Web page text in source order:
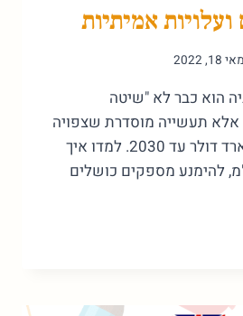
אמיתיות
מאי 18, 2022
הוא כבר לא "שיטה
תעשייה מוסדרת שצפויה
להגיע ל-78.7 מיליארד דולר עד 2030. למדו איך
להימנע מספקים כושלים